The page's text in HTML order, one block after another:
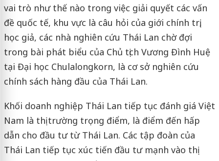
vai trò như thế nào trong việc giải quyết các vấn
đề quốc tế, khu vực là câu hỏi của giới chính trị,
học giả, các nhà nghiên cứu Thái Lan chờ đợi
trong bài phát biểu của Chủ tịch Vương Đình Huệ
tại Đại học Chulalongkorn, là cơ sở nghiên cứu
chính sách hàng đầu của Thái Lan.
Khối doanh nghiệp Thái Lan tiếp tục đánh giá Việt
Nam là thị trường trọng điểm, là điểm đến hấp
dẫn cho đầu tư từ Thái Lan. Các tập đoàn của
Thái Lan tiếp tục xúc tiến đầu tư mạnh vào thị